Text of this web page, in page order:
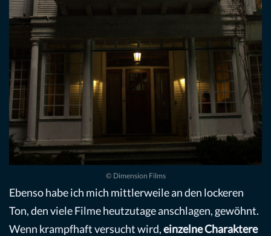
© Dimension Films
Ebenso habe ich mich mittlerweile an den lockeren
Ton, den viele Filme heutzutage anschlagen, gewöhnt.
Wenn krampfhaft versucht wird,einzelne Charaktere